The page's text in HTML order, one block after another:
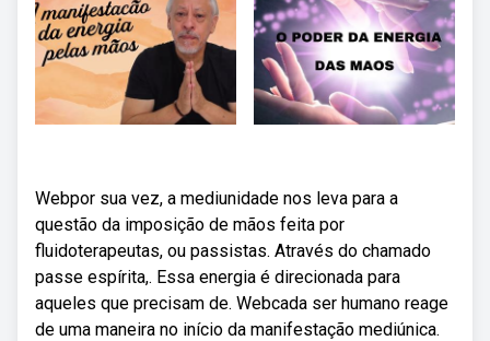
Webpor sua vez, a mediunidade nos leva para a
questão da imposição de mãos feita por
fluidoterapeutas, ou passistas. Através do chamado
passe espírita,. Essa energia é direcionada para
aqueles que precisam de. Webcada ser humano reage
de uma maneira no início da manifestação mediúnica.